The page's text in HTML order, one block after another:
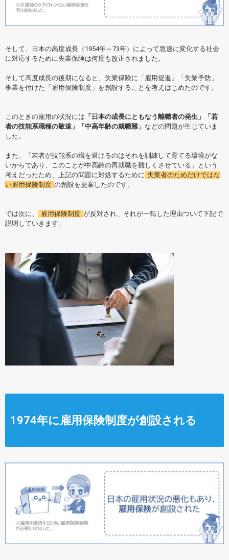
そして、日本の高度成長（1954年～73年）によって急速に変化する社会
に対応するために失業保険は何度も改正されました。
そして高度成長の後期になると、失業保険に「雇用促進」「失業予防」
事業を付けた「雇用保険制度」を創設することを考えはじめたのです。
このときの雇用の状況には 「日本の成長にともなう離職者の発生」「若
者の技能系職種の敬遠」「中高年齢の就職難」 などの問題が生じていま
した。
また、「若者が技能系の職を避けるのはそれを訓練して育てる環境がな
いからであり、このことが中高齢の再就職を難しくさせている」という
考えだったため、上記の問題に対処するために 失業者のためだけではな
い雇用保険制度 の創設を提案したのです。
では次に、 雇用保険制度 が反対され、それが一転した理由ついて下記で
説明していきます。
1974年に雇用保険制度が創設される